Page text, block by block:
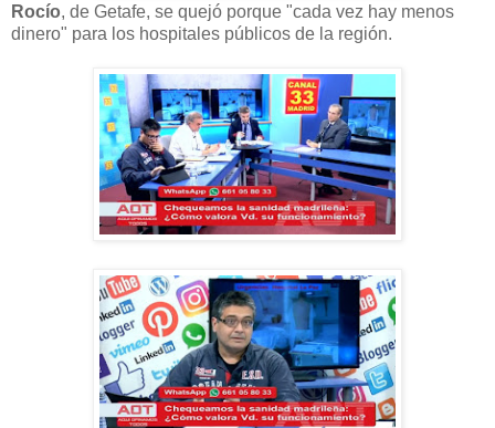
Rocío, de Getafe, se quejó porque "cada vez hay menos
dinero" para los hospitales públicos de la región.